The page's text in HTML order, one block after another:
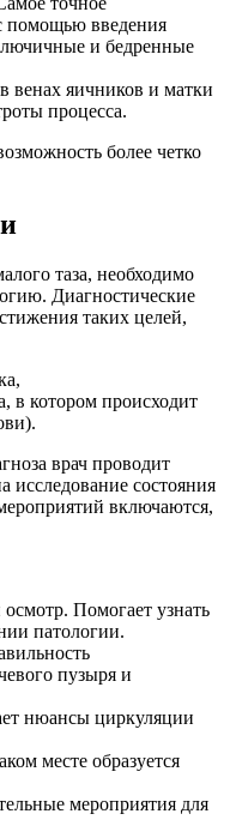
помощью введения
и бедренные
венах яичников и матки
процесса.
более четко
таза, необходимо
Диагностические
таких целей,
в котором происходит
врач проводит
исследование состояния
включаются,
Помогает узнать
патологии.
пузыря и
нюансы циркуляции
месте образуется
мероприятия для